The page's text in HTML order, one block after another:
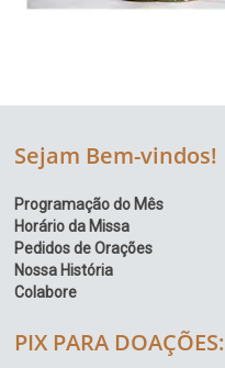
Sejam Bem-vindos!
Programação do Mês
Horário da Missa
Pedidos de Orações
Nossa História
Colabore
PIX PARA DOAÇÕES: